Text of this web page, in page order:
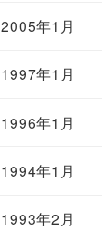
2005年1月
1997年1月
1996年1月
1994年1月
1993年2月